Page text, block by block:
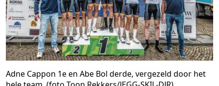
Adne Cappon 1e en Abe Bol derde, vergezeld door het